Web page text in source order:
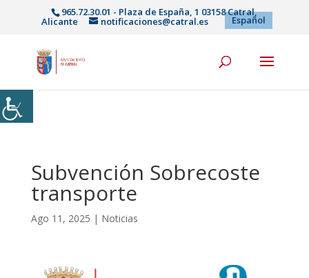
965.72.30.01 - Plaza de España, 1 03158 Catral,
Alicante notificaciones@catral.es Español
Subvención Sobrecoste
transporte
Ago 11, 2025 | Noticias